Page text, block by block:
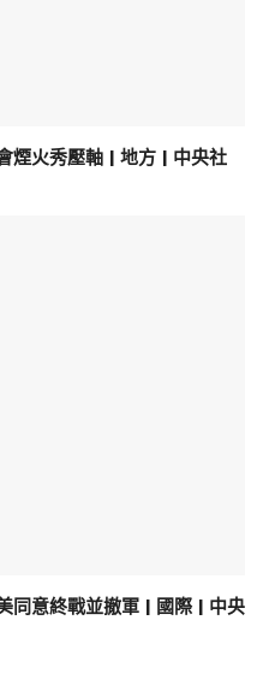
煙火秀壓軸 | 地方 | 中央社
同意終戰並撤軍 | 國際 | 中央